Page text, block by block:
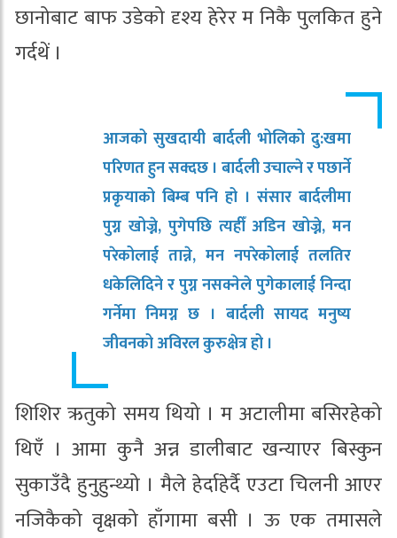
छानोबाट बाफ उडेको दृश्य हेरेर म निकै पुलकित हुने
गर्दथें ।
आजको सुखदायी बार्दली भोलिको दु:खमा
परिणत हुन सक्दछ । बार्दली उचाल्ने र पछार्ने
प्रकृयाको बिम्ब पनि हो । संसार बार्दलीमा
पुग्न खोज्ने, पुगेपछि त्यहीँ अडिन खोज्ने, मन
परेकोलाई तान्ने, मन नपरेकोलाई तलतिर
धकेलिदिने र पुग्न नसक्नेले पुगेकालाई निन्दा
गर्नेमा निमग्न छ । बार्दली सायद मनुष्य
जीवनको अविरल कुरुक्षेत्र हो ।
शिशिर ऋतुको समय थियो । म अटालीमा बसिरहेको
थिएँ । आमा कुनै अन्न डालीबाट खन्याएर बिस्कुन
सुकाउँदै हुनुहुन्थ्यो । मैले हेर्दाहेर्दै एउटा चिलनी आएर
नजिकैको वृक्षको हाँगामा बसी । ऊ एक तमासले